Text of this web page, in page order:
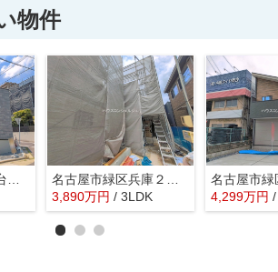
物件
3,890万円 / 3LDK 4,299万円